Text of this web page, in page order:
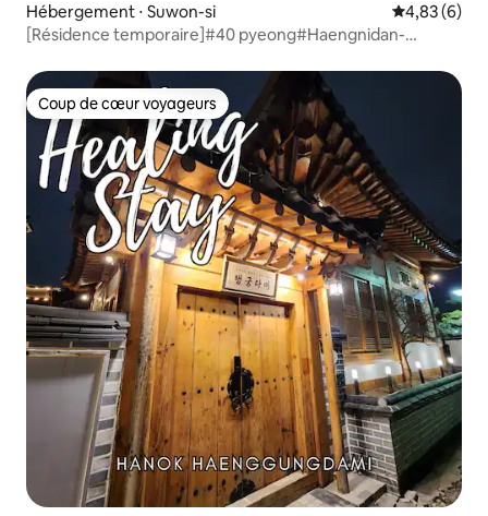
Hébergement ⋅ Suwon-si Évaluation
4,83 (6)
[Résidence temporaire]#40 pyeong#Haengnidan-
familles#Hébergement de charme#4 chambres#5 lits
Coup de cœur voyageurs
Coup de cœur voyageurs